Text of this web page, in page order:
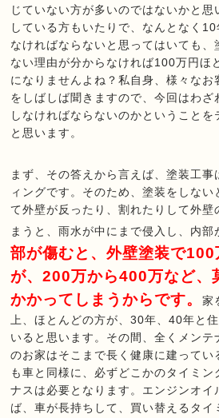
じていない方が多いのではないかと
している方もいたりで、なんとなく
なければならないと思ってはいても、
ない理由が分からなければ100万円ほ
になりませんよね？私自身、様々な
をしばしば聞きますので、今回はわざ
しなければならないのかということ
と思います。
まず、その答えから言えば、塗装工
ィングです。そのため、塗装をしない
て外壁が反ったり、割れたりして外壁
まうと、雨水が中にまで侵入し、内部
部が傷むと 、外壁塗装で100
が、200万から400万など、
かかってしまうからです。家
上、ほとんどの方が、30年、40年と
いると思います。その間、全くメン
のお家はそこまで長く健康に建ってい
も車と同様に、必ずどこかのタイミン
ナスは必要となります。エンジンオイ
ば、車が長持ちして、買い替えるタイ